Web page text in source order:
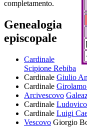
completamento.
Genealogia
episcopale
Cardinale
Scipione Rebiba
Cardinale Giulio
Cardinale
Arcivescovo
Cardinale
Cardinale Luigi
Vescovo Giorgio